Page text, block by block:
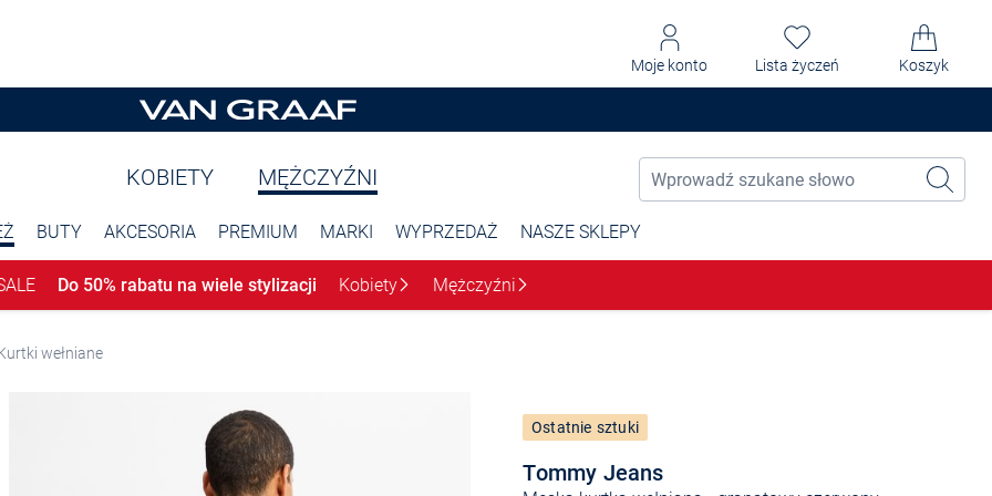
Moje konto Lista życzeń Koszyk
KOBIETY MĘŻCZYŹNI
BUTY AKCESORIA PREMIUM MARKI WYPRZEDAŻ NASZE SKLEPY
Do 50% rabatu na wiele stylizacji Kobiety Mężczyźni
wełniane
Tommy Jeans
Ostatnie sztuki